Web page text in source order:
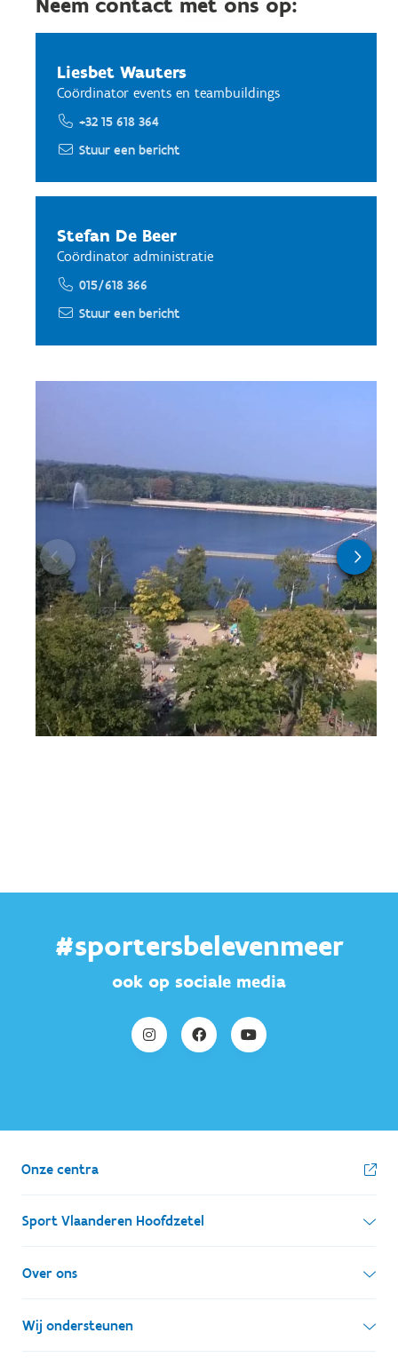
Liesbet Wauters
Coördinator events en teambuildings
+32 15 618 364
Stuur een bericht
Stefan De Beer
Coördinator administratie
015/618 366
Stuur een bericht
#sportersbelevenmeer
ook op sociale media
Onze centra
Sport Vlaanderen Hoofdzetel
Simon Bolivarlaan 17
1000 Brussel
Ondernemingsnummer: BE 0248.142.826
Over ons
Wie zijn we, wat doen we
Onze centra
Wij ondersteunen